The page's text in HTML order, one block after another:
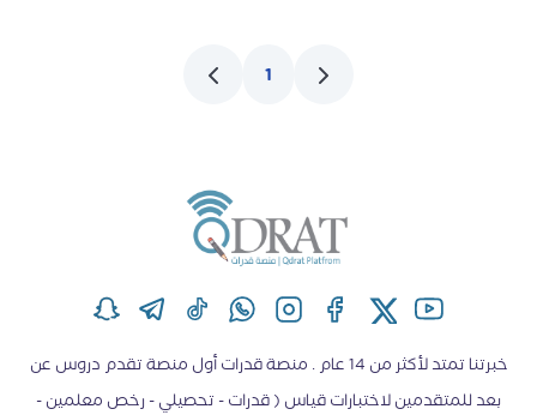
1
خبرتنا تمتد لأكثر من 14 عام . منصة قدرات أول منصة تقدم دروس عن
بعد للمتقدمين لاختبارات قياس ( قدرات - تحصيلي - رخص معلمين -